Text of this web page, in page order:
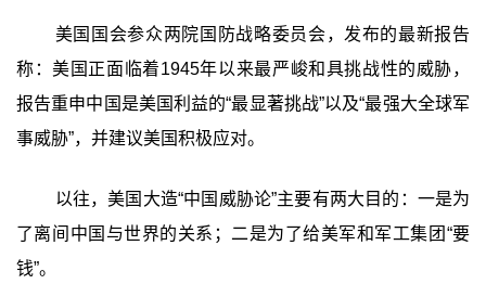
美国国会参众两院国防战略委员会，发布的最新报告
称：美国正面临着1945年以来最严峻和具挑战性的威胁，
报告重申中国是美国利益的“最显著挑战”以及“最强大全球军
事威胁”，并建议美国积极应对。
以往，美国大造“中国威胁论”主要有两大目的：一是为
了离间中国与世界的关系；二是为了给美军和军工集团“要
钱”。